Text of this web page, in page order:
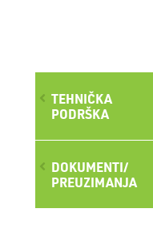
TEHNIČKA
PODRŠKA
DOKUMENTI/
PREUZIMANJA